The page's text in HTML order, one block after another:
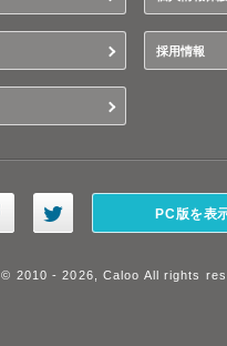
採用情報
PC版を表
© 2010 - 2026, Caloo All rights